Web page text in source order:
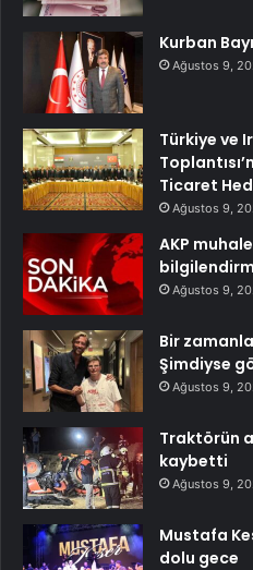
Kurban
Ağustos 9,
Türkiye ve
Ticaret
Ağustos 9,
AKP
Ağustos 9,
Bir
Şimdiyse
Ağustos 9,
Traktörün
kaybetti
Ağustos 9,
Mustafa
dolu gece